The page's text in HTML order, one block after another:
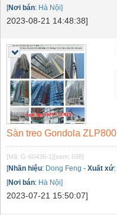
[Nơi bán: Hà Nội]
2023-08-21 14:48:38]
Sàn treo Gondola ZLP800
[Mã: G-60436-1][xem: 698]
[Nhãn hiệu: Dong Feng - Xuất xứ:
[Nơi bán: Hà Nội]
2023-07-21 15:50:07]